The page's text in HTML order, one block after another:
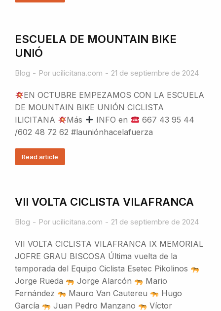
ESCUELA DE MOUNTAIN BIKE
UNIÓ
Blog Por ucilicitana.com 21 de septiembre de 2024
EN OCTUBRE EMPEZAMOS CON LA ESCUELA
DE MOUNTAIN BIKE UNIÓN CICLISTA
ILICITANA
Más INFO en
667 43 95 44
/602 48 72 62 #launiónhacelafuerza
Read article
VII VOLTA CICLISTA VILAFRANCA
Blog Por ucilicitana.com 21 de septiembre de 2024
VII VOLTA CICLISTA VILAFRANCA IX MEMORIAL
JOFRE GRAU BISCOSA Última vuelta de la
temporada del Equipo Ciclista Esetec Pikolinos
Jorge Rueda
Jorge Alarcón
Mario
Fernández
Mauro Van Cautereu
Hugo
García
Juan Pedro Manzano Víctor